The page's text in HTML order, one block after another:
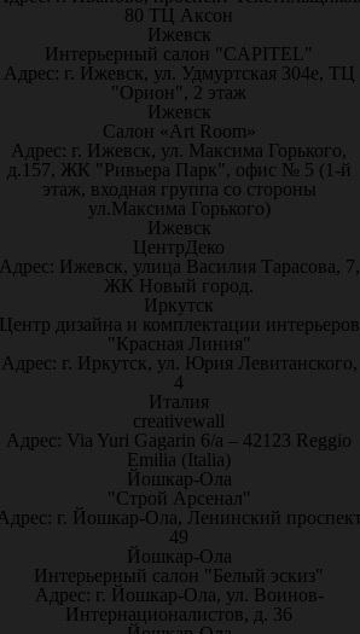
80 ТЦ Аксон
Ижевск
Интерьерный салон "CAPITEL"
Адрес: г. Ижевск, ул. Удмуртская 304е, ТЦ
"Орион", 2 этаж
Ижевск
Салон «Art Room»
Адрес: г. Ижевск, ул. Максима Горького,
д.157, ЖК "Ривьера Парк", офис № 5 (1-й
этаж, входная группа со стороны
ул.Максима Горького)
Ижевск
ЦентрДеко
Ижевск, улица Василия Тарасова, 7,
ЖК Новый город.
Иркутск
дизайна и комплектации интерьеров
"Красная Линия"
Адрес: г. Иркутск, ул. Юрия Левитанского,
4
Италия
creativewall
Адрес: Via Yuri Gagarin 6/a – 42123 Reggio
Emilia (Italia)
Йошкар-Ола
"Строй Арсенал"
г. Йошкар-Ола, Ленинский
49
Йошкар-Ола
Интерьерный салон "Белый эскиз"
Адрес: г. Йошкар-Ола, ул. Воинов-
Интернационалистов, д. 36